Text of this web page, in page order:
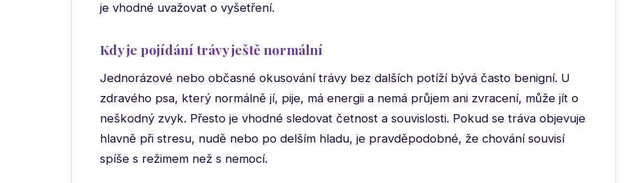
je vhodné uvažovat o vyšetření.
Kdy je pojídání trávy ještě normální
Jednorázové nebo občasné okusování trávy bez dalších potíží bývá často benigní. U
zdravého psa, který normálně jí, pije, má energii a nemá průjem ani zvracení, může jít o
neškodný zvyk. Přesto je vhodné sledovat četnost a souvislosti. Pokud se tráva objevuje
hlavně při stresu, nudě nebo po delším hladu, je pravděpodobné, že chování souvisí
spíše s režimem než s nemocí.